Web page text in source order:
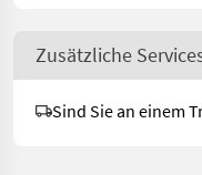
Zusätzliche
Sind Sie an einem